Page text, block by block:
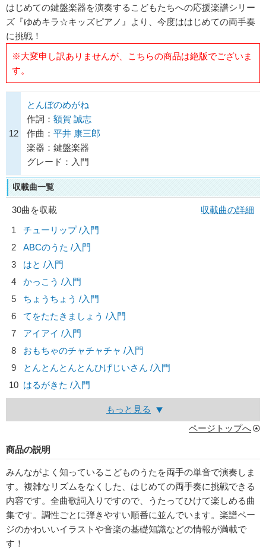
はじめての鍵盤楽器を演奏するこどもたちへの応援楽譜シリー
ズ『ゆめキラ☆キッズピアノ』より、今度ははじめての両手奏
に挑戦！
※大変申し訳ありませんが、こちらの商品は絶版でございま
す。
12
とんぼのめがね
作詞： 額賀 誠志
作曲： 平井 康三郎
楽器：鍵盤楽器
グレード：入門
収載曲一覧
30曲を収載
収載曲の詳細
1
チューリップ /入門
2
ABCのうた /入門
3
はと /入門
4
かっこう /入門
5
ちょうちょう /入門
6
てをたたきましょう /入門
7
アイアイ /入門
8
おもちゃのチャチャチャ /入門
9
とんとんとんとんひげじいさん /入門
10 はるがきた /入門
もっと見る
ページトップへ
商品の説明
みんながよく知っているこどものうたを両手の単音で演奏しま
す。複雑なリズムをなくした、はじめての両手奏に挑戦できる
内容です。全曲歌詞入りですので、うたってひけて楽しめる曲
集です。調性ごとに弾きやすい順番に並んでいます。楽譜ペー
ジのかわいいイラストや音楽の基礎知識などの情報が満載で
す！